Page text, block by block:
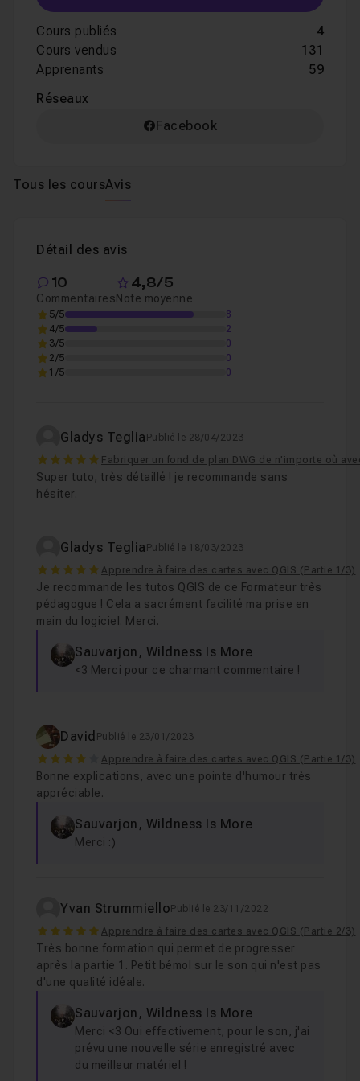
Cours publiés
4
Cours vendus
131
Apprenants
59
Réseaux
Facebook
Tous les coursAvis
Détail des avis
10
Commentaires
4,8/5
Note moyenne
5/5
8
4/5
2
3/5
0
2/5
0
1/5
0
Gladys Teglia Publié le 28/04/2023
5 Fabriquer un fond de plan DWG de n'importe où
Super tuto, très détaillé ! je recommande sans
hésiter.
Gladys Teglia Publié le 18/03/2023
5 Apprendre à faire des cartes avec QGIS (Partie 1/3)
Je recommande les tutos QGIS de ce Formateur très
pédagogue ! Cela a sacrément facilité ma prise en
main du logiciel. Merci.
Sauvarjon, Wildness Is More
<3 Merci pour ce charmant commentaire !
David Publié le 23/01/2023
4 Apprendre à faire des cartes avec QGIS (Partie 1/3)
Bonne explications, avec une pointe d'humour très
appréciable.
Sauvarjon, Wildness Is More
Merci :)
Yvan Strummiello Publié le 23/11/2022
5 Apprendre à faire des cartes avec QGIS (Partie 2/3)
Très bonne formation qui permet de progresser
après la partie 1. Petit bémol sur le son qui n'est pas
d'une qualité idéale.
Sauvarjon, Wildness Is More
Merci <3 Oui effectivement, pour le son, j'ai
prévu une nouvelle série enregistré avec
du meilleur matériel !